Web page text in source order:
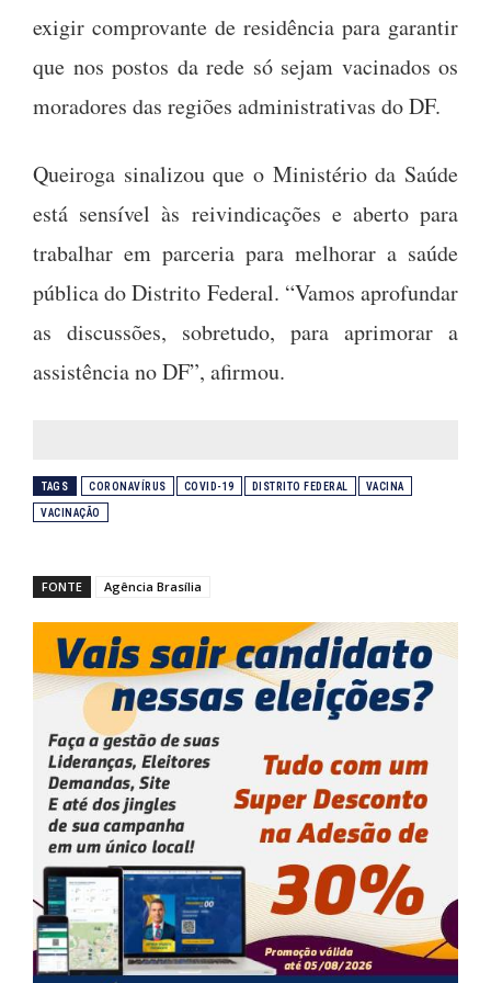
exigir comprovante de residência para garantir
que nos postos da rede só sejam vacinados os
moradores das regiões administrativas do DF.
Queiroga sinalizou que o Ministério da Saúde
está sensível às reivindicações e aberto para
trabalhar em parceria para melhorar a saúde
pública do Distrito Federal. “Vamos aprofundar
as discussões, sobretudo, para aprimorar a
assistência no DF”, afirmou.
TAGS CORONAVÍRUS COVID-19 DISTRITO FEDERAL VACINA
VACINAÇÃO
FONTE Agência Brasília